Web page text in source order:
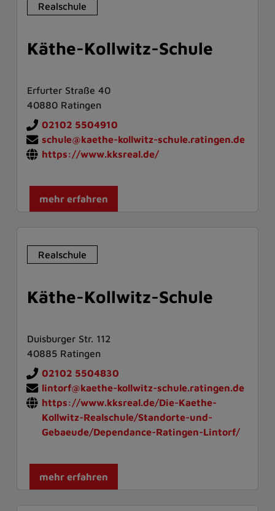
Realschule
Käthe-Kollwitz-Schule
Erfurter Straße 40
40880 Ratingen
02102 5504910
schule@kaethe-kollwitz-schule.ratingen.de
https://www.kksreal.de/
mehr erfahren
Realschule
Käthe-Kollwitz-Schule
Duisburger Str. 112
40885 Ratingen
02102 5504830
lintorf@kaethe-kollwitz-schule.ratingen.de
https://www.kksreal.de/Die-Kaethe-
Kollwitz-Realschule/Standorte-und-
Gebaeude/Dependance-Ratingen-Lintorf/
mehr erfahren